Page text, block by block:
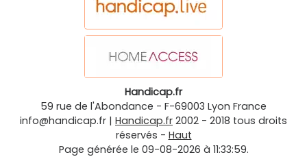
Handicap.fr
59 rue de l'Abondance - F-69003 Lyon France
info@handicap.fr | Handicap.fr 2002 - 2018 tous droits
réservés - Haut
Page générée le 09-08-2026 à 11:33:59.